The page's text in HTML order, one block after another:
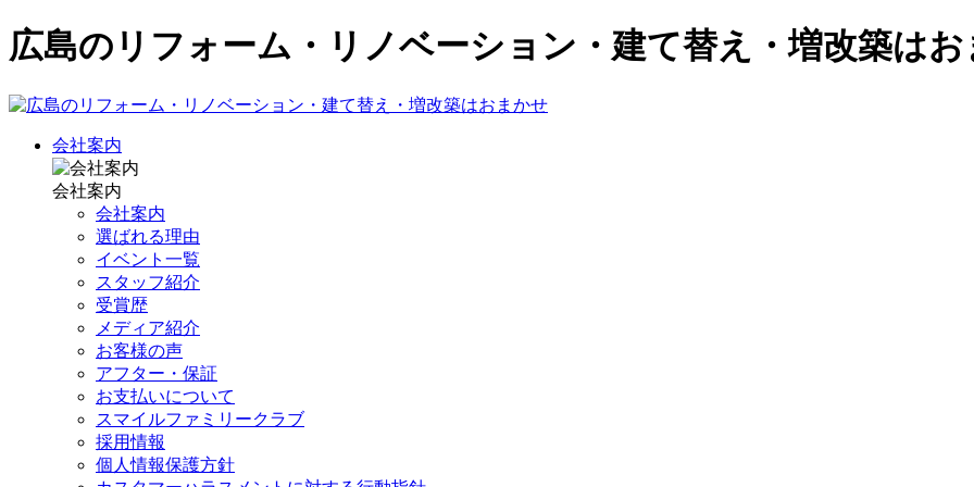
広島のリフォーム・リノベーション・建て替え・増改築は
会社案内
会社案内
会社案内
選ばれる理由
イベント一覧
スタッフ紹介
受賞歴
メディア紹介
お客様の声
アフター・保証
お支払いについて
スマイルファミリークラブ
採用情報
個人情報保護方針